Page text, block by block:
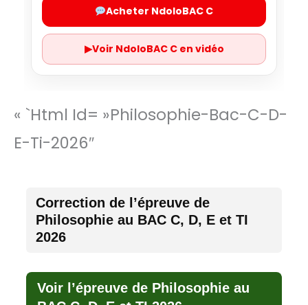
Acheter NdoloBAC C
▶Voir NdoloBAC C en vidéo
« `html Id= »philosophie-Bac-C-D-
E-Ti-2026″
Correction de l’épreuve de
Philosophie au BAC C, D, E et TI
2026
Voir l’épreuve de Philosophie au